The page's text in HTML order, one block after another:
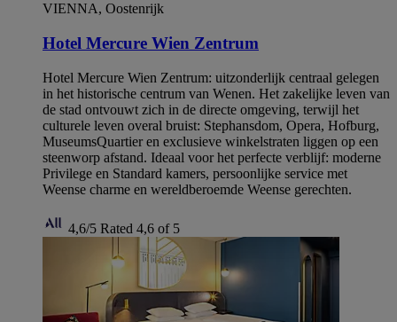
VIENNA, Oostenrijk
Hotel Mercure Wien Zentrum
Hotel Mercure Wien Zentrum: uitzonderlijk centraal gelegen
in het historische centrum van Wenen. Het zakelijke leven van
de stad ontvouwt zich in de directe omgeving, terwijl het
culturele leven overal bruist: Stephansdom, Opera, Hofburg,
MuseumsQuartier en exclusieve winkelstraten liggen op een
steenworp afstand. Ideaal voor het perfecte verblijf: moderne
Privilege en Standard kamers, persoonlijke service met
Weense charme en wereldberoemde Weense gerechten.
4,6/5 Rated 4,6 of 5